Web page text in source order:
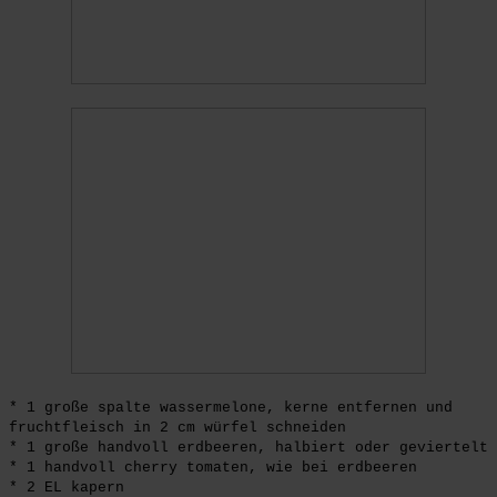
* 1 große spalte wassermelone, kerne entfernen und
fruchtfleisch in 2 cm würfel schneiden
* 1 große handvoll erdbeeren, halbiert oder geviertelt
* 1 handvoll cherry tomaten, wie bei erdbeeren
* 2 EL kapern